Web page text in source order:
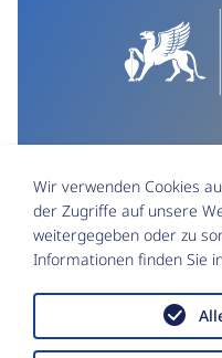
Impressum
Datenschutz
Funktionsstellen &
Erklärung zur
Wir verwenden Cookies
der Zugriffe auf unsere
weitergegeben oder zu
Informationen finden Sie